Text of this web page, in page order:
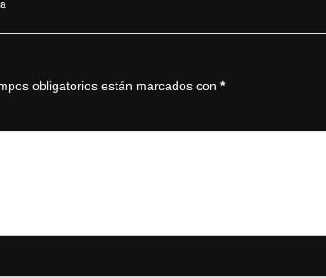
obligatorios están marcados con *